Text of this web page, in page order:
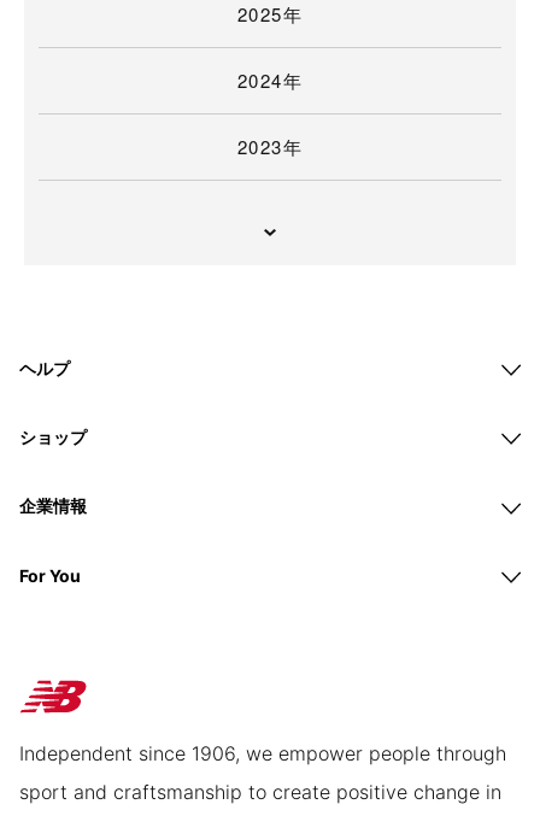
2025年
2024年
2023年
ヘルプ
ショップ
企業情報
For You
Independent since 1906, we empower people through
sport and craftsmanship to create positive change in